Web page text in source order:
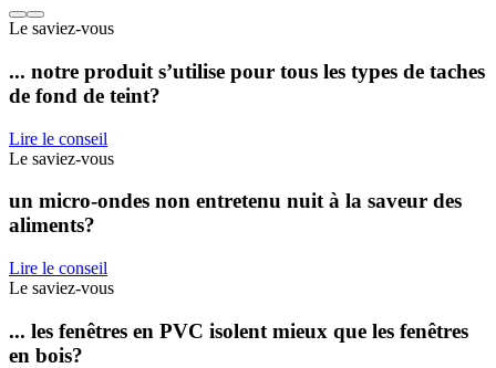
Le saviez-vous
... notre produit s’utilise pour tous les types de taches
de fond de teint?
Lire le conseil
Le saviez-vous
un micro-ondes non entretenu nuit à la saveur des
aliments?
Lire le conseil
Le saviez-vous
... les fenêtres en PVC isolent mieux que les fenêtres
en bois?